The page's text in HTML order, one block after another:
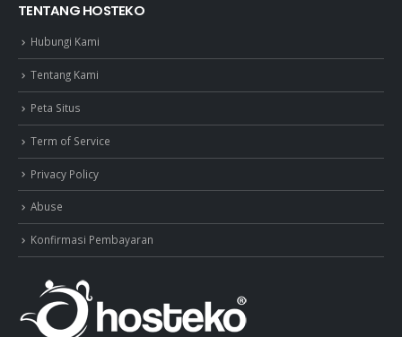
TENTANG HOSTEKO
Hubungi Kami
Tentang Kami
Peta Situs
Term of Service
Privacy Policy
Abuse
Konfirmasi Pembayaran